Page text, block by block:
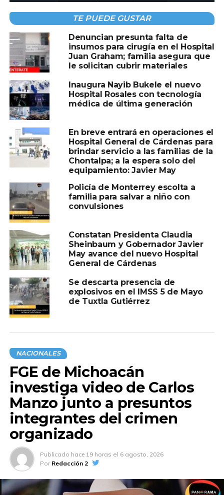
Compartir en:
TEMAS RELACIONADOS:
CÁRTEL DE GUADALAJARA
HOSPITAL
A CONTINUACIÓN
La GAM ya está lista para recibir a 8.5
millones de peregrinos en la Basílica de
Guadalupe
NO TE PIERDAS
Norma Piña denuncia ataques desde el
poder en su último informe como presidenta
de la SCJN
TE PUEDE GUSTAR
Denuncian presunta falta de
insumos para cirugía en el Hospital
Juan Graham; familia asegura que
le solicitan cubrir materiales
Inaugura Nayib Bukele el nuevo
Hospital Rosales con tecnología
médica de última generación
En breve entrará en operaciones el
Hospital General de Cárdenas para
brindar servicio a las familias de la
Chontalpa; a la espera solo del
equipamiento: Javier May
Policía de Monterrey escolta a
familia para salvar a niño con
convulsiones
Constatan Presidenta Claudia
Sheinbaum y Gobernador Javier
May avance del nuevo Hospital
General de Cárdenas
Se descarta presencia de
explosivos en el IMSS 5 de Mayo
de Tuxtla Gutiérrez
NACIONALES
FGE de Michoacán
investiga video de Carlos
Manzo junto a presuntos
integrantes del crimen
organizado
Publicado hace 19 horas el 6 agosto, 2026
Por Redacción 2